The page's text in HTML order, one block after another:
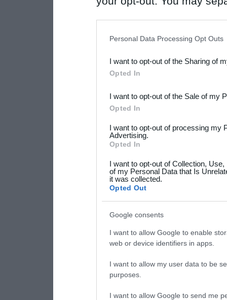
Downstream Participants
third parties.
Please note that this
not limited to your visit or
your data for below
consent section.
Personal Data Processing Opt Outs
I want to opt-out of the Sharing of
Opted In
I want to opt-out of the Sale of my
Opted In
I want to opt-out of processing my
Advertising.
Opted In
I want to opt-out of Collection,
of my Personal Data that Is
it was collected.
Opted Out
Google consents
I want to allow Google to enable
web or device identifiers in apps.
I want to allow my user data to be
purposes.
I want to allow Google to send me